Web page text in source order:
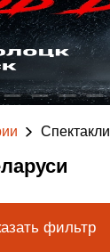
Спектакли
фильтр